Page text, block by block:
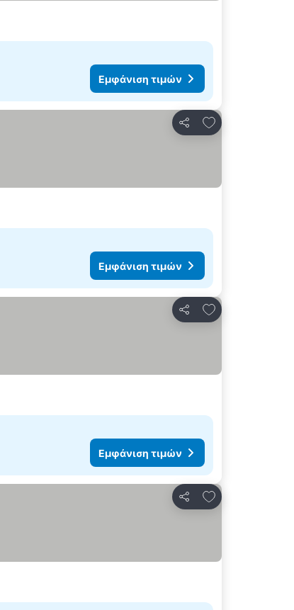
Εμφάνιση τιμών
Κοινοποίηση
Προσθήκη στα
Εμφάνιση τιμών
Κοινοποίηση
Προσθήκη στα
Εμφάνιση τιμών
Κοινοποίηση
Προσθήκη στα